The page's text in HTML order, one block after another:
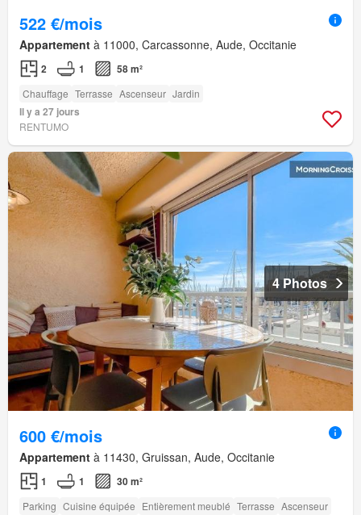
522 €/mois
Appartement à 11000, Carcassonne, Aude, Occitanie
2 1 58 m²
Chauffage Terrasse Ascenseur Jardin
Il y a 27 jours
RENTUMO
4 Photos
600 €/mois
Appartement à 11430, Gruissan, Aude, Occitanie
1 1 30 m²
Parking Cuisine équipée Entièrement meublé Terrasse Ascenseur